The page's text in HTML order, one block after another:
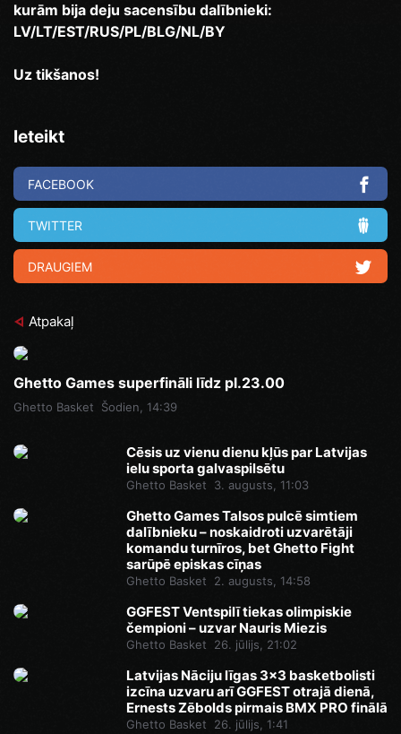
kurām bija deju sacensību dalībnieki:
LV/LT/EST/RUS/PL/BLG/NL/BY
Uz tikšanos!
Ieteikt
FACEBOOK
TWITTER
DRAUGIEM
Atpakaļ
Ghetto Games superfināli līdz pl.23.00
Ghetto Basket Šodien, 14:39
Cēsis uz vienu dienu kļūs par Latvijas
ielu sporta galvaspilsētu
Ghetto Basket 3. augusts, 11:03
Ghetto Games Talsos pulcē simtiem
dalībnieku – noskaidroti uzvarētāji
komandu turnīros, bet Ghetto Fight
sarūpē episkas cīņas
Ghetto Basket 2. augusts, 14:58
GGFEST Ventspilī tiekas olimpiskie
čempioni – uzvar Nauris Miezis
Ghetto Basket 26. jūlijs, 21:02
Latvijas Nāciju līgas 3x3 basketbolisti
izcīna uzvaru arī GGFEST otrajā dienā,
Ernests Zēbolds pirmais BMX PRO finālā
Ghetto Basket 26. jūlijs, 1:41